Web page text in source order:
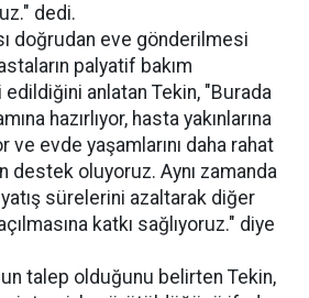
dedi.
doğrudan eve gönderilmesi
palyatif bakım
anlatan Tekin, "Burada
hazırlıyor, hasta yakınlarına
ve evde yaşamlarını daha rahat
oluyoruz. Aynı zamanda
sürelerini azaltarak diğer
katkı sağlıyoruz." diye
talep olduğunu belirten Tekin,